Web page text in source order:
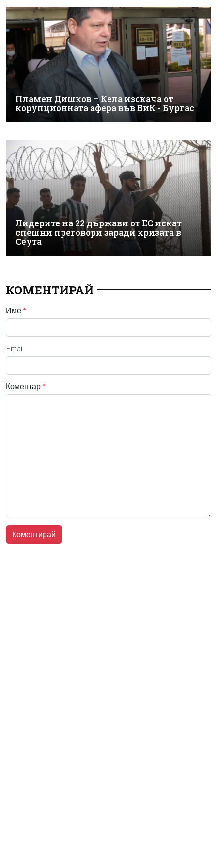
Пламен Дишков – Кела изскача от
корупционната афера във ВиК - Бургас
Лидерите на 22 държави от ЕС искат
спешни преговори заради кризата в
Сеута
КОМЕНТИРАЙ
Име *
Email
Коментар *